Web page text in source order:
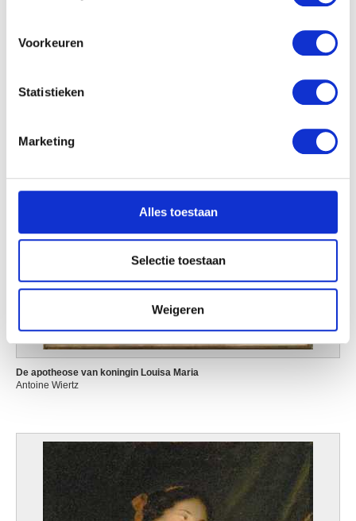
locatie, die tot een paar meter nauwkeurig kan zijn
scannen op specifieke eigenschappen (fingerprinting)
detailgedeeltein.
U kunt uw toestemming op elk moment wijzigen of
We gebruiken cookies om content en advertenties te
personaliseren, om functies voor social media te bieden
en om ons websiteverkeer te analyseren. Ook delen we
informatie over uw gebruik van onze site met onze
partners voor social media, adverteren en analyse. Deze
verzameld op basis van uw gebruik van hun services.
Voorkeuren
Statistieken
Marketing
Alles toestaan
Selectie toestaan
Weigeren
De apotheose van koningin Louisa Maria
Antoine Wiertz